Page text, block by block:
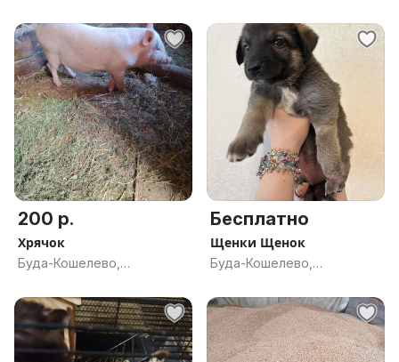
200 р.
Хрячок
Буда-Кошелево,
Бесплатно
Щенки Щенок
Буда-Кошелево,